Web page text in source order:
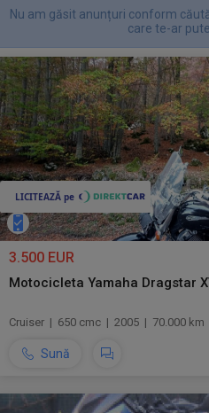
Nu am găsit anunțuri conform
care te-ar
3.500 EUR
Motocicleta Yamaha Dragstar
Cruiser | 650 cmc | 2005 | 70.000 km
Sună